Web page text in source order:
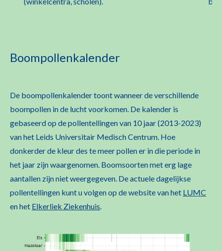
Boompollenkalender
De boompollenkalender toont wanneer de verschillende
boompollen in de lucht voorkomen. De kalender is
gebaseerd op de pollentellingen van 10 jaar (2013-2023)
van het Leids Universitair Medisch Centrum. Hoe
donkerder de kleur des te meer pollen er in die periode in
het jaar zijn waargenomen. Boomsoorten met erg lage
aantallen zijn niet weergegeven. De actuele dagelijkse
pollentellingen kunt u volgen op de website van het LUMC
en het Elkerliek Ziekenhuis.